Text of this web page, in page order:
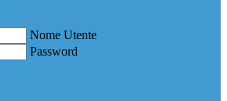
Nome Utente
Password